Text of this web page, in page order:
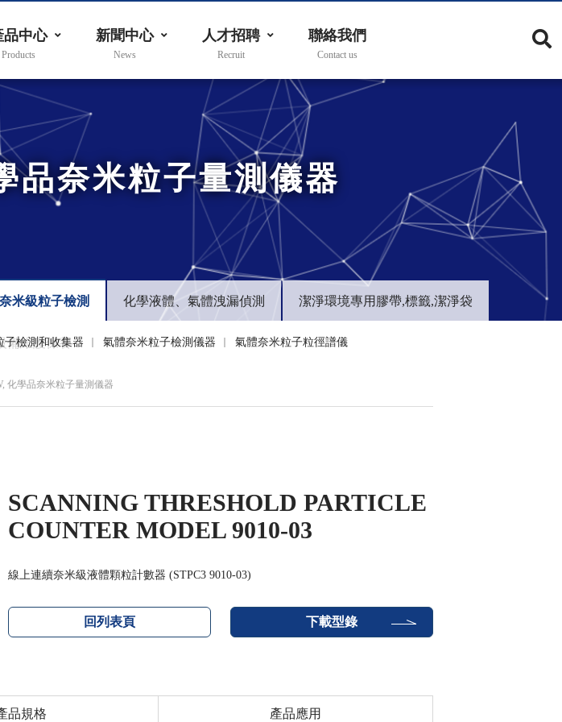
品中心 新聞中心 人才招聘 聯絡我們
奈米粒子量測儀器
奈米級粒子檢測
子檢測和收集器 氣體奈米粒子檢測儀器 氣體奈米粒子粒徑譜儀
化學液體、氣體洩漏偵測 潔淨環境專用膠帶,標籤,潔淨袋
備維護保養
化學品奈米粒子量測儀器
SCANNING THRESHOLD PARTICLE
COUNTER MODEL 9010-03
線上連續奈米級液體顆粒計數器 (STPC3 9010-03)
回列表頁 下載型錄
品規格 產品應用